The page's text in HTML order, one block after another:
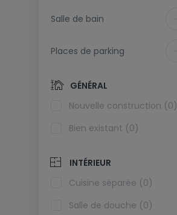
Salle de bain
Places de parking
GÉNÉRAL
Nouvelle construction (0)
Bien existant (0)
INTÉRIEUR
Cuisine séparée (0)
Salle de douche (0)